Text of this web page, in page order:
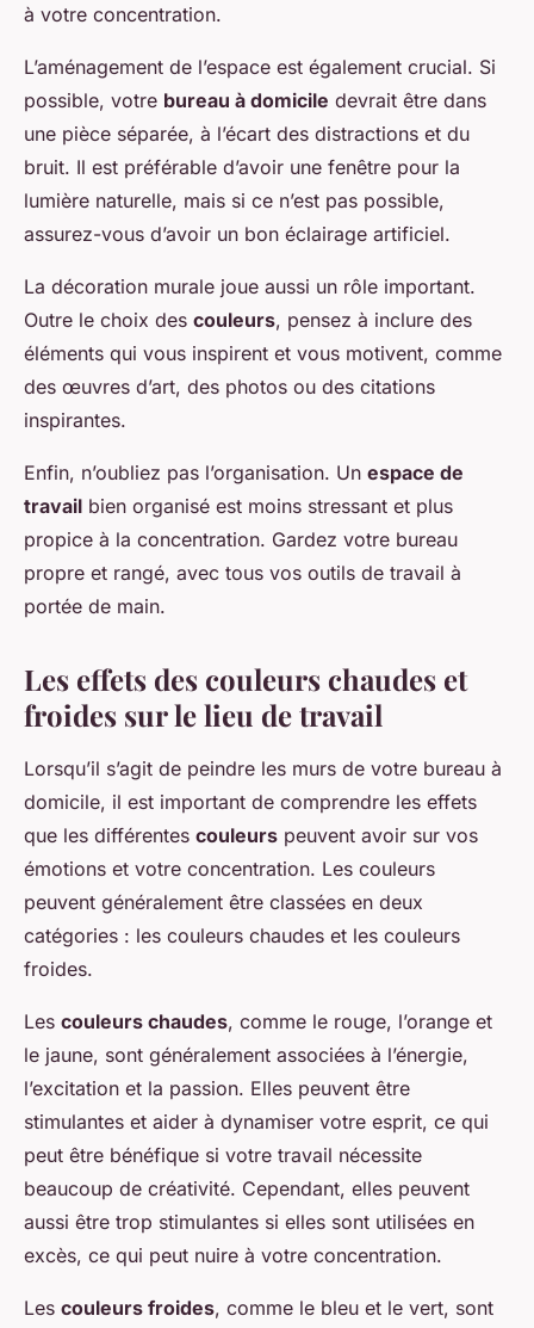
à votre concentration.
L’aménagement de l’espace est également crucial. Si
possible, votre bureau à domicile devrait être dans
une pièce séparée, à l’écart des distractions et du
bruit. Il est préférable d’avoir une fenêtre pour la
lumière naturelle, mais si ce n’est pas possible,
assurez-vous d’avoir un bon éclairage artificiel.
La décoration murale joue aussi un rôle important.
Outre le choix des couleurs, pensez à inclure des
éléments qui vous inspirent et vous motivent, comme
des œuvres d’art, des photos ou des citations
inspirantes.
Enfin, n’oubliez pas l’organisation. Un espace de
travail bien organisé est moins stressant et plus
propice à la concentration. Gardez votre bureau
propre et rangé, avec tous vos outils de travail à
portée de main.
Les effets des couleurs chaudes et
froides sur le lieu de travail
Lorsqu’il s’agit de peindre les murs de votre bureau à
domicile, il est important de comprendre les effets
que les différentes couleurs peuvent avoir sur vos
émotions et votre concentration. Les couleurs
peuvent généralement être classées en deux
catégories : les couleurs chaudes et les couleurs
froides.
Les couleurs chaudes, comme le rouge, l’orange et
le jaune, sont généralement associées à l’énergie,
l’excitation et la passion. Elles peuvent être
stimulantes et aider à dynamiser votre esprit, ce qui
peut être bénéfique si votre travail nécessite
beaucoup de créativité. Cependant, elles peuvent
aussi être trop stimulantes si elles sont utilisées en
excès, ce qui peut nuire à votre concentration.
Les couleurs froides, comme le bleu et le vert, sont